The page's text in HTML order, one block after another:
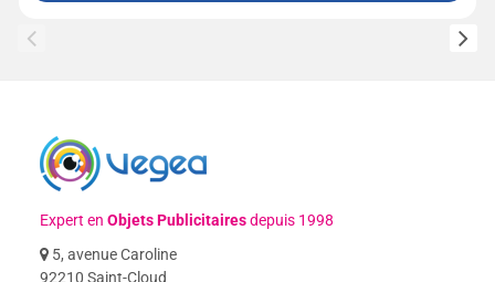
Expert enObjets Publicitairesdepuis 1998
5, avenue Caroline
92210 Saint-Cloud